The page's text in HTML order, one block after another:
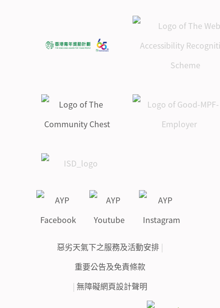
惡劣天氣下之服務及活動安排 |
重要公告及免責條款
| 無障礙網頁設計聲明